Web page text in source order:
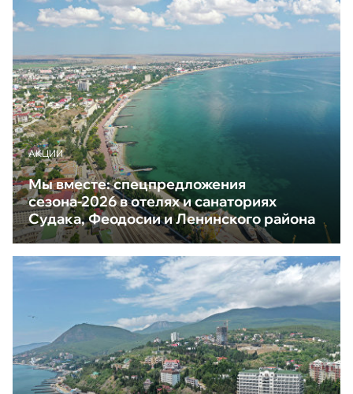
АКЦИИ
Мы вместе: спецпредложения
сезона-2026 в отелях и санаториях
Судака, Феодосии и Ленинского района